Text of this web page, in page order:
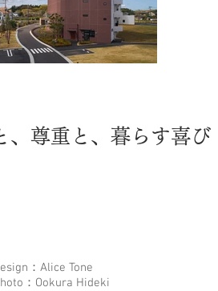
、尊重と、暮らす喜び
：Alice Tone
Hideki